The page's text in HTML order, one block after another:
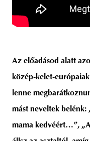
Az előadásod alatt
közép-kelet-
lenne
mást neveltek belénk:
mama kedvéért…”,